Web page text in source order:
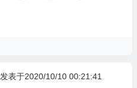
发表于2020/10/10 00:21:41